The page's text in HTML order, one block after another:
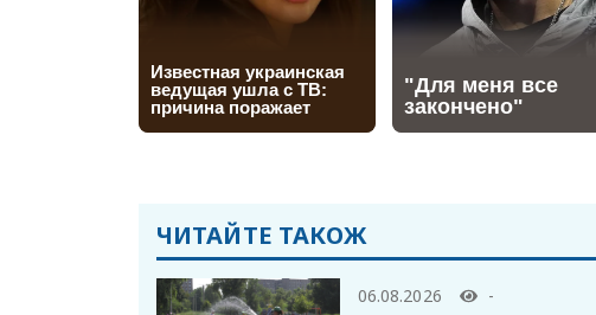
ЧИТАЙТЕ ТАКОЖ
06.08.2026 -